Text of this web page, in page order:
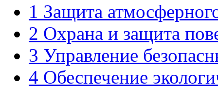
1 Защита
2 Охрана и защита
3 Управление
4 Обеспечение